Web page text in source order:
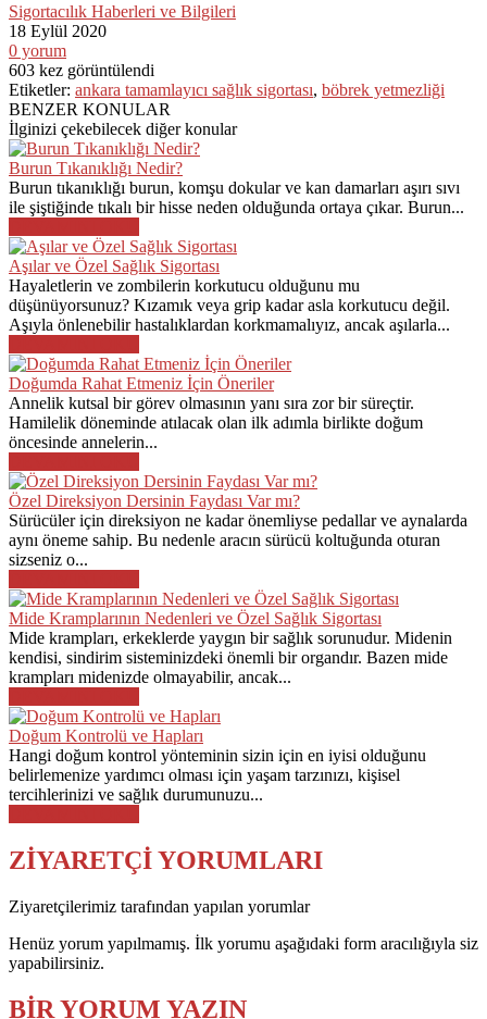
Sigortacılık Haberleri ve Bilgileri
18 Eylül 2020
0 yorum
603 kez görüntülendi
Etiketler: ankara tamamlayıcı sağlık sigortası, böbrek yetmezliği
BENZER KONULAR
İlginizi çekebilecek diğer konular
Burun Tıkanıklığı Nedir?
Burun tıkanıklığı burun, komşu dokular ve kan damarları aşırı sıvı
ile şiştiğinde tıkalı bir hisse neden olduğunda ortaya çıkar. Burun...
Aşılar ve Özel Sağlık Sigortası
Hayaletlerin ve zombilerin korkutucu olduğunu mu
düşünüyorsunuz? Kızamık veya grip kadar asla korkutucu değil.
Aşıyla önlenebilir hastalıklardan korkmamalıyız, ancak aşılarla...
Doğumda Rahat Etmeniz İçin Öneriler
Annelik kutsal bir görev olmasının yanı sıra zor bir süreçtir.
Hamilelik döneminde atılacak olan ilk adımla birlikte doğum
öncesinde annelerin...
Özel Direksiyon Dersinin Faydası Var mı?
Sürücüler için direksiyon ne kadar önemliyse pedallar ve aynalarda
aynı öneme sahip. Bu nedenle aracın sürücü koltuğunda oturan
sizseniz o...
Mide Kramplarının Nedenleri ve Özel Sağlık Sigortası
Mide krampları, erkeklerde yaygın bir sağlık sorunudur. Midenin
kendisi, sindirim sisteminizdeki önemli bir organdır. Bazen mide
krampları midenizde olmayabilir, ancak...
Doğum Kontrolü ve Hapları
Hangi doğum kontrol yönteminin sizin için en iyisi olduğunu
belirlemenize yardımcı olması için yaşam tarzınızı, kişisel
tercihlerinizi ve sağlık durumunuzu...
ZİYARETÇİ YORUMLARI
Ziyaretçilerimiz tarafından yapılan yorumlar
Henüz yorum yapılmamış. İlk yorumu aşağıdaki form aracılığıyla siz
yapabilirsiniz.
BİR YORUM YAZIN